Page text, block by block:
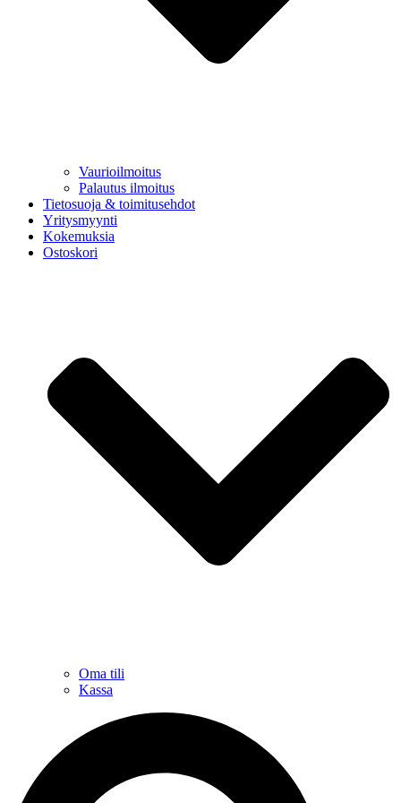
Vaurioilmoitus
Palautus ilmoitus
Tietosuoja & toimitusehdot
Yritysmyynti
Kokemuksia
Ostoskori
Oma tili
Kassa